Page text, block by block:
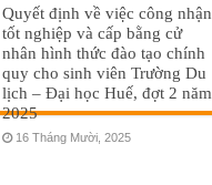
Quyết định về việc công nhận
tốt nghiệp và cấp bằng cử
nhân hình thức đào tạo chính
quy cho sinh viên Trường Du
lịch – Đại học Huế, đợt 2 năm
2025
16 Tháng Mười, 2025